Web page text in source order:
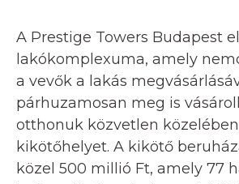
A Prestige Towers Budapest
lakókomplexuma, amely
a vevők a lakás
párhuzamosan meg is
otthonuk közvetlen
kikötőhelyet. A kikötő
közel 500 millió Ft, amely 77